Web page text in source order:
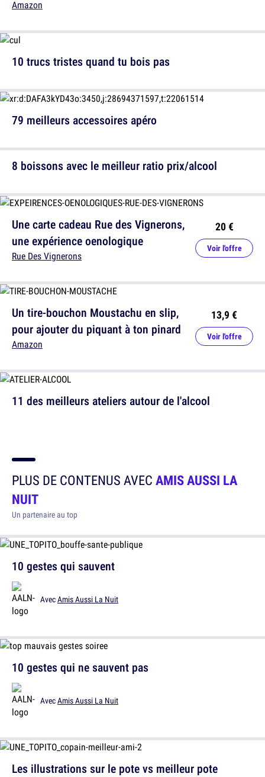
Amazon
79 meilleurs accessoires apéro
Une carte cadeau Rue des Vignerons,
une expérience oenologique
Rue Des Vignerons
20 €
Voir l'offre
11 des meilleurs ateliers autour de l'alcool
10 trucs tristes quand tu bois pas
8 boissons avec le meilleur ratio prix/alcool
Un tire-bouchon Moustachu en slip,
pour ajouter du piquant à ton pinard
Amazon
13,9 €
Voir l'offre
PLUS DE CONTENUS AVECAMIS AUSSI LA
NUIT
Un partenaire au top
10 gestes qui sauvent
AvecAmis Aussi La Nuit
10 gestes qui ne sauvent pas
AvecAmis Aussi La Nuit
Les illustrations sur le pote vs meilleur pote